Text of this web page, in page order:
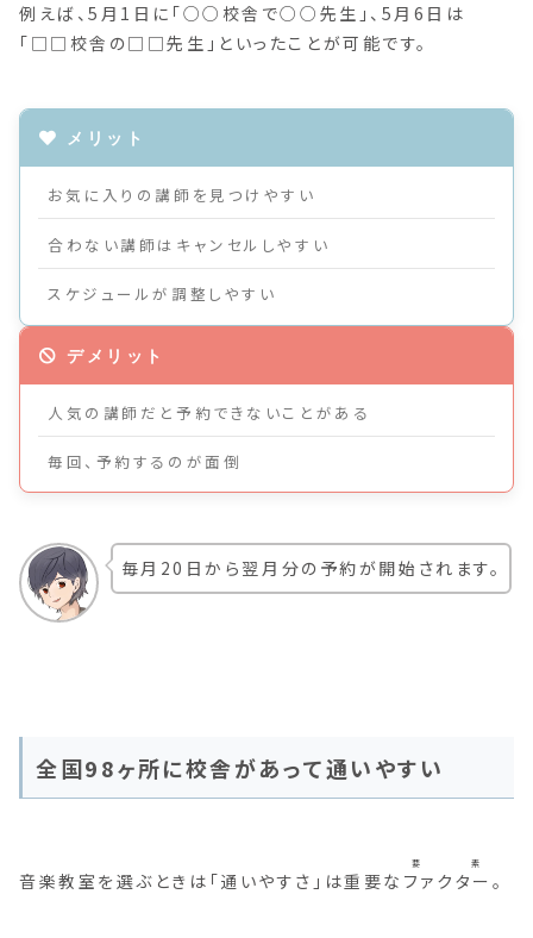
例えば、5月1日に「○○校舎で○○先生」、5月6日は
「□□校舎の□□先生」といったことが可能です。
お気に入りの講師を見つけやすい
合わない講師はキャンセルしやすい
スケジュールが調整しやすい
人気の講師だと予約できないことがある
毎回、予約するのが面倒
毎月20日から翌月分の予約が開始されます。
全国98ヶ所に校舎があって通いやすい
音楽教室を選ぶときは「通いやすさ」は重要な ファクター
要素
。